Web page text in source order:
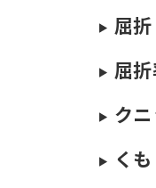
屈折
屈
ク
くも